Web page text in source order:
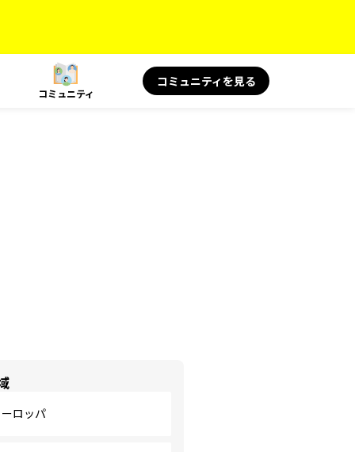
コミュニティ
コミュニティを見る
ロッパ